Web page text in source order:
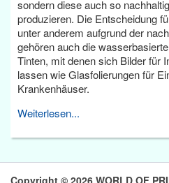
sondern diese auch so
produzieren. Die Entscheidung
unter anderem aufgrund der
gehören auch die
Tinten, mit denen sich Bilder für
lassen wie Glasfolierungen für
Krankenhäuser.
Weiterlesen...